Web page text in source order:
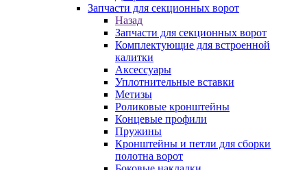
Запчасти для секционных ворот
Назад
Запчасти для секционных ворот
Комплектующие для встроенной
калитки
Аксессуары
Уплотнительные вставки
Метизы
Роликовые кронштейны
Концевые профили
Пружины
Кронштейны и петли для сборки
полотна ворот